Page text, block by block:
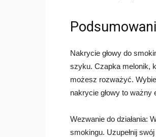
Nakrycie głowy do
szyku. Czapka melonik,
możesz rozważyć.
nakrycie głowy to
Wezwanie do działania:
smokingu. Uzupełnij